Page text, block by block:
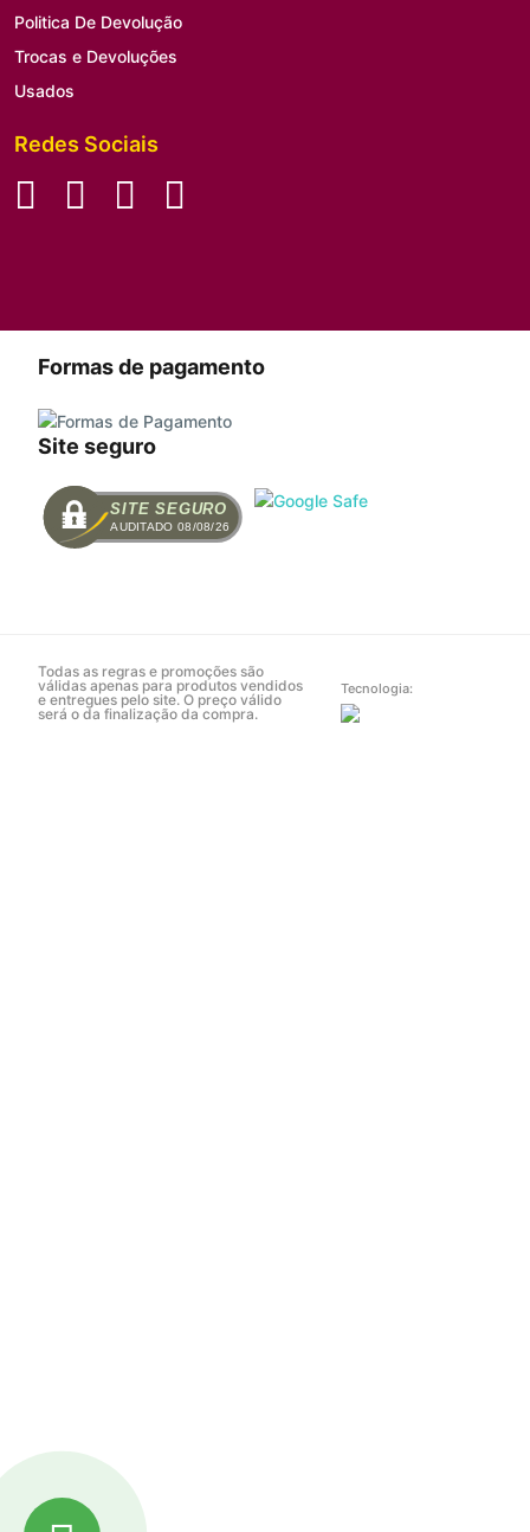
Politica De Devolução
Trocas e Devoluções
Usados
Redes Sociais
Formas de pagamento
Site seguro
SITE SEGURO
AUDITADO 08/08/26
Todas as regras e promoções são
válidas apenas para produtos vendidos
e entregues pelo site. O preço válido
será o da finalização da compra.
Tecnologia: